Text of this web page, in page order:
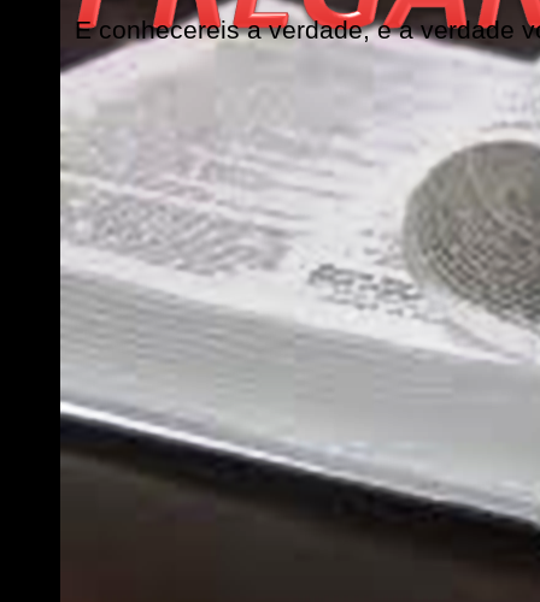
E conhecereis a verdade, e a verdade